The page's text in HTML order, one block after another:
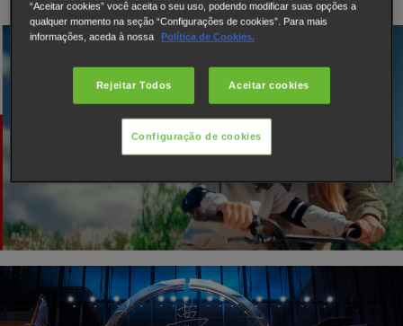
Watch the video
“Aceitar cookies” você aceita o seu uso, podendo modificar suas opções a
qualquer momento na seção “Configurações de cookies”. Para mais
informações, aceda à nossa
Política de Cookies.
Rejeitar Todos Aceitar cookies
Configuração de cookies